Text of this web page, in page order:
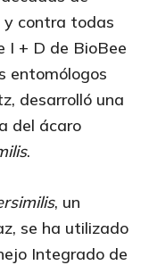
y contra todas
I + D de BioBee
entomólogos
desarrolló una
del ácaro
.
, un
se ha utilizado
Integrado de